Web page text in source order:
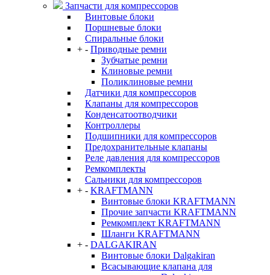
Запчасти для компрессоров
Винтовые блоки
Поршневые блоки
Спиральные блоки
+ - Приводные ремни
Зубчатые ремни
Клиновые ремни
Поликлиновые ремни
Датчики для компрессоров
Клапаны для компрессоров
Конденсатоотводчики
Контроллеры
Подшипники для компрессоров
Предохранительные клапаны
Реле давления для компрессоров
Ремкомплекты
Сальники для компрессоров
+ - KRAFTMANN
Винтовые блоки KRAFTMANN
Прочие запчасти KRAFTMANN
Ремкомплект KRAFTMANN
Шланги KRAFTMANN
+ - DALGAKIRAN
Винтовые блоки Dalgakiran
Всасывающие клапана для